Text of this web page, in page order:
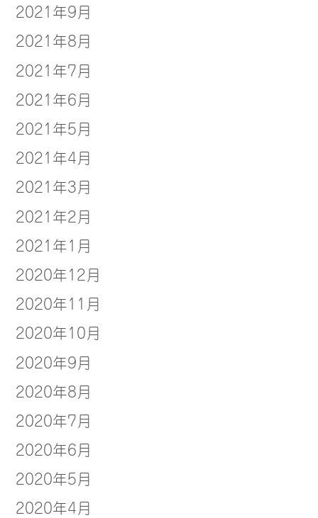
2021年9月
2021年8月
2021年7月
2021年6月
2021年5月
2021年4月
2021年3月
2021年2月
2021年1月
2020年12月
2020年11月
2020年10月
2020年9月
2020年8月
2020年7月
2020年6月
2020年5月
2020年4月